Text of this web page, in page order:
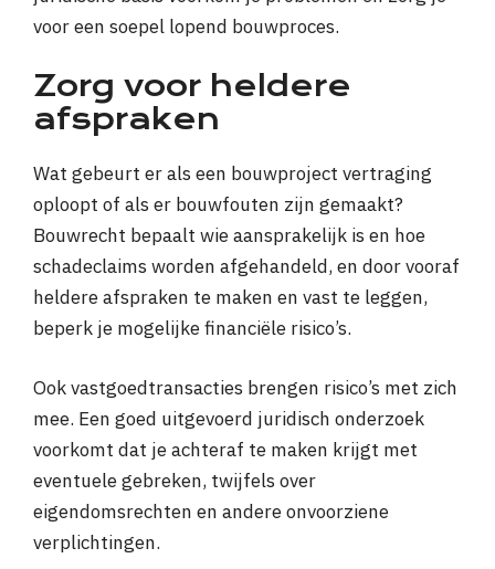
voor een soepel lopend bouwproces.
Zorg voor heldere
afspraken
Wat gebeurt er als een bouwproject vertraging
oploopt of als er bouwfouten zijn gemaakt?
Bouwrecht bepaalt wie aansprakelijk is en hoe
schadeclaims worden afgehandeld, en door vooraf
heldere afspraken te maken en vast te leggen,
beperk je mogelijke financiële risico’s.
Ook vastgoedtransacties brengen risico’s met zich
mee. Een goed uitgevoerd juridisch onderzoek
voorkomt dat je achteraf te maken krijgt met
eventuele gebreken, twijfels over
eigendomsrechten en andere onvoorziene
verplichtingen.